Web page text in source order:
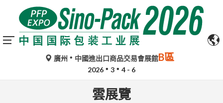
廣州 中國進出口商品交易會展館B區
2026 3 4 - 6
雲展覽